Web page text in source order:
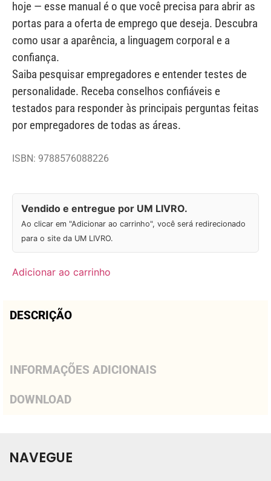
hoje — esse manual é o que você precisa para abrir as
portas para a oferta de emprego que deseja. Descubra
como usar a aparência, a linguagem corporal e a
confiança.
Saiba pesquisar empregadores e entender testes de
personalidade. Receba conselhos confiáveis e
testados para responder às principais perguntas feitas
por empregadores de todas as áreas.
ISBN: 9788576088226
Vendido e entregue por UM LIVRO.
Ao clicar em "Adicionar ao carrinho", você será redirecionado
para o site da UM LIVRO.
Adicionar ao carrinho
DESCRIÇÃO
INFORMAÇÕES ADICIONAIS
DOWNLOAD
NAVEGUE